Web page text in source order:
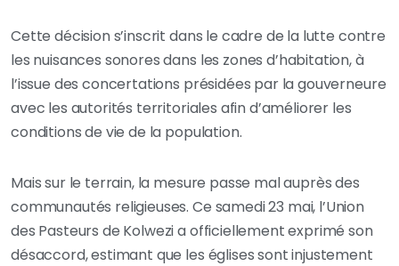
Cette décision s’inscrit dans le cadre de la lutte contre
les nuisances sonores dans les zones d’habitation, à
l’issue des concertations présidées par la gouverneure
avec les autorités territoriales afin d’améliorer les
conditions de vie de la population.
Mais sur le terrain, la mesure passe mal auprès des
communautés religieuses. Ce samedi 23 mai, l’Union
des Pasteurs de Kolwezi a officiellement exprimé son
désaccord, estimant que les églises sont injustement